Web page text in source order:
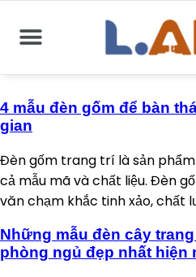
4 mẫu đèn gốm để bàn
gian
Đèn gốm trang trí là sản
cả mẫu mã và chất liệu. Đèn
văn chạm khắc tinh xảo, chất
Những mẫu đèn cây
phòng ngủ đẹp nhất hiện